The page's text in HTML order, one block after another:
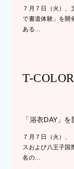
７月７日（火）、
で書道体験」を開
ある…
T-COLOR
「浴衣DAY」
７月７日（火）、
スおよび八王子国
名の…